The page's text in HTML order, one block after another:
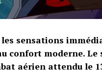
sensations
confort moderne. Le
aérien attendu le